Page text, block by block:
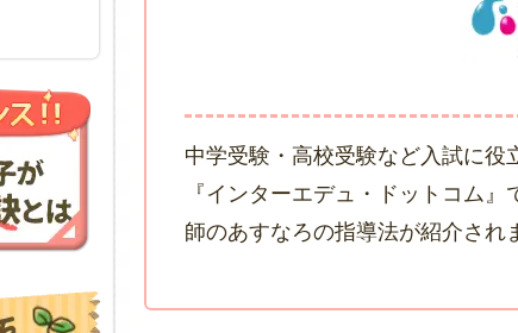
中学受験・高校受験など入試に役
『インターエデュ・ドットコム
師のあすなろの指導法が紹介され